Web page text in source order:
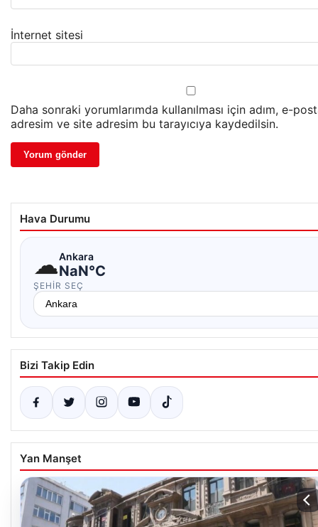
İnternet sitesi
Daha sonraki yorumlarımda kullanılması için adım, e-
adresim ve site adresim bu tarayıcıya kaydedilsin.
Hava Durumu
☁Ankara
NaN°C
ŞEHIR SEÇ
Bizi Takip Edin
Yan Manşet